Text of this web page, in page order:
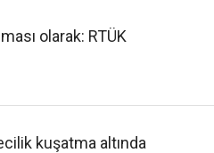
olarak: RTÜK
kuşatma altında